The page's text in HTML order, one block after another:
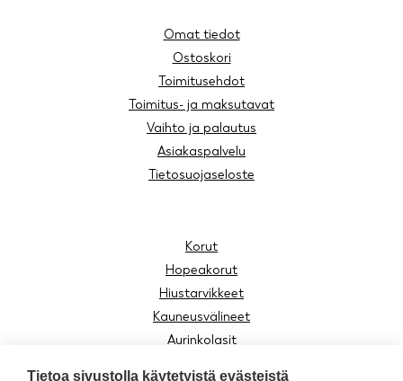
Omat tiedot
Ostoskori
Toimitusehdot
Toimitus- ja maksutavat
Vaihto ja palautus
Asiakaspalvelu
Tietosuojaseloste
Korut
Hopeakorut
Hiustarvikkeet
Kauneusvälineet
Aurinkolasit
Tietoa sivustolla käytetyistä evästeistä